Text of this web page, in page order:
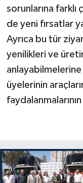
sorunlarına
de yeni fırsatlar
Ayrıca bu tür
yenilikleri ve
üyelerinin